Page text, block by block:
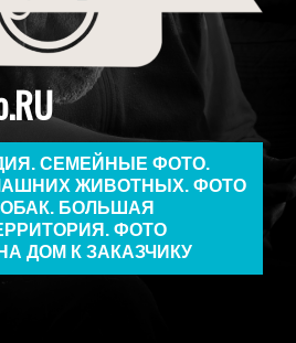
СЕМЕЙНЫЕ ФОТО.
ЖИВОТНЫХ. ФОТО
БОЛЬШАЯ
ФОТО
ДОМ К ЗАКАЗЧИКУ